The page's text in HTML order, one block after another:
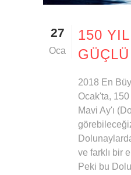
27
Oca
150
2018 En
Ocak'ta,
Mavi Ay'ı
ve farklı bir
Peki bu